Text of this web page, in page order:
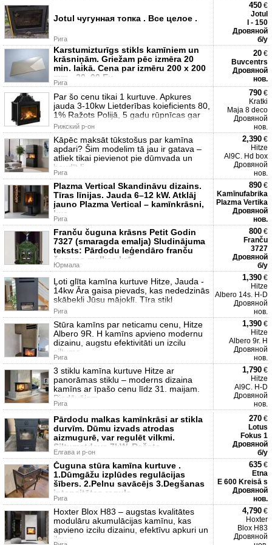
Jotul чугунная топка . Все целое .
Рига
450 €
Jotul
I - 150
Дровяной
б/у
Karstumizturīgs stikls kamīniem un
krāsniņām. Griežam pēc izmēra 20
min. laikā. Cena par izmēru 200 x 200
mm - 20, 00 Eu
Рига
20 €
Buvcentrs
Дровяной
нов.
Par šo cenu tikai 1 kurtuve. Apkures
jauda 3-10kw Lietderības koieficients 80,
1% Ražots Polijā, 5 gadu rūpnīcas gar
Рижский р-он
790 €
Kratki
Maja 8 deco
Дровяной
нов.
Kāpēc maksāt tūkstošus par kamīna
apdari? Šim modelim tā jau ir gatava –
atliek tikai pievienot pie dūmvada un
baudīt li
Рига
2,390 €
Hitze
Al9C. Hd box
Дровяной
нов.
Plazma Vertical Skandināvu dizains.
Tīras līnijas. Jauda 6–12 kW. Atklāj
jauno Plazma Vertical – kamīnkrāsni,
kur
Рига
890 €
Kamīnufabrika
Plazma Vertika
Дровяной
нов.
Franču čuguna krāsns Petit Godin
7327 (smaragda emalja) Sludinājuma
teksts: Pārdodu leģendāro franču
čuguna malkas krā
Юрмала
800 €
Franču
3727
Дровяной
б/у
Ļoti glīta kamīna kurtuve Hitze, Jauda -
14kw Āra gaisa pievads, kas nededzinās
skābekli Jūsu mājoklī. Tīra stikl
Рига
1,390 €
Hitze
Albero 14s. H-D
Дровяной
нов.
Stūra kamīns par neticamu cenu, Hitze
Albero 9R. H kamīns apvieno modernu
dizainu, augstu efektivitāti un izcilu
siltuma
Рига
1,390 €
Hitze
Albero 9r. H
Дровяной
нов.
3 stiklu kamīna kurtuve Hitze ar
panorāmas stiklu – moderns dizaina
kamīns ar īpašo cenu līdz 31. maijam.
Piedāvājam
Рига
1,790 €
Hitze
Al9C. H-D
Дровяной
нов.
Pārdodu malkas kamīnkrāsi ar stikla
durvīm. Dūmu izvads atrodas
aizmugurē, var regulēt vilkmi.
Siltumatdeve 7kW. Ražota
Елгава и р-он
270 €
Lotus
Fokus 1
Дровяной
б/у
Čuguna stūra kamīna kurtuve .
1.Dūmgāžu izplūdes regulācijas
šībers. 2.Pelnu savācējs 3.Degšanas
intensitātes regula
Рига
635 €
Etna
E 600 Kreisā s
Дровяной
нов.
Hoxter Blox H83 – augstas kvalitātes
modulāru akumulācijas kamīnu, kas
apvieno izcilu dizainu, efektīvu apkuri un
ilgu s
4,790 €
Hoxter
Blox H83
Дровяной